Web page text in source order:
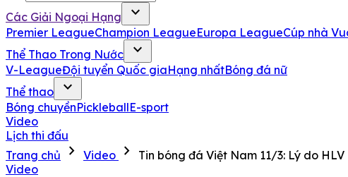
Các Giải Ngoại Hạng expand_more
Premier LeagueChampion LeagueEuropa LeagueCúp nhà
Thể Thao Trong Nước
expand_more
V-LeagueĐội tuyển Quốc giaHạng nhấtBóng đá nữ
Thể thao
expand_more
Bóng chuyềnPickleballE-sport
Video
Lịch thi đấu
Trang chủ
chevron_right Video chevron_right
Tin bóng đá Việt Nam 11/3: Lý do
Video